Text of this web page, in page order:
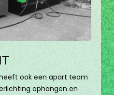
ook een apart team
ophangen en